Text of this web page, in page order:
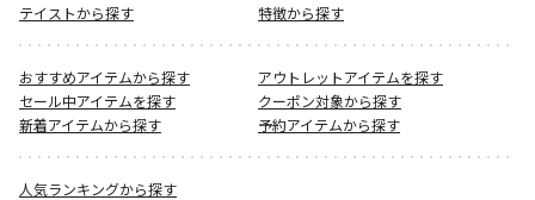
テイストから探す
特徴から探す
おすすめアイテムから探す
アウトレットアイテムを探す
セール中アイテムを探す
クーポン対象から探す
新着アイテムから探す
予約アイテムから探す
人気ランキングから探す